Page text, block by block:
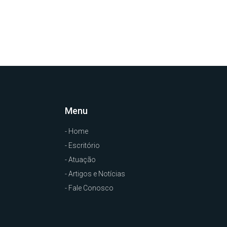
Menu
- Home
- Escritório
- Atuação
- Artigos e Notícias
- Fale Conosco